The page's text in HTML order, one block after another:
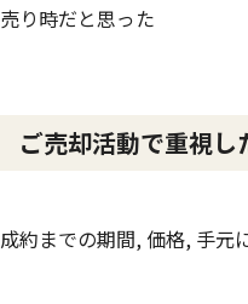
売り時だと思った
ご売却活動で重視
成約までの期間, 価格, 手元